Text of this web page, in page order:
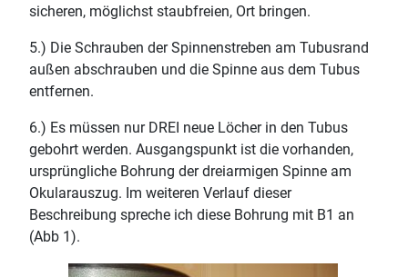
sicheren, möglichst staubfreien, Ort bringen.
5.) Die Schrauben der Spinnenstreben am Tubusrand
außen abschrauben und die Spinne aus dem Tubus
entfernen.
6.) Es müssen nur DREI neue Löcher in den Tubus
gebohrt werden. Ausgangspunkt ist die vorhanden,
ursprüngliche Bohrung der dreiarmigen Spinne am
Okularauszug. Im weiteren Verlauf dieser
Beschreibung spreche ich diese Bohrung mit B1 an
(Abb 1).